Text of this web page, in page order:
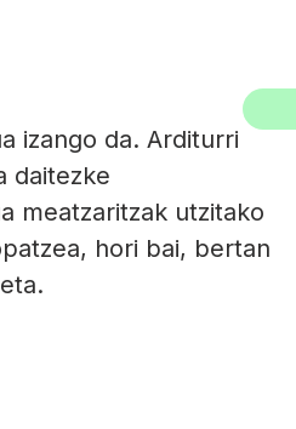
izango da. Arditurri
daitezke
meatzaritzak utzitako
hori bai, bertan